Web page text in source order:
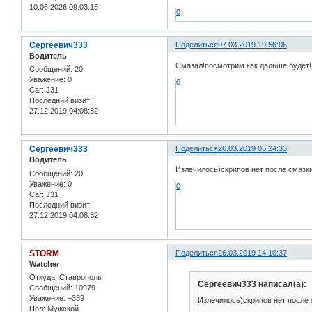
10.06.2026 09:03:15
0
Поделиться07.03.2019 19:56:06
Сергеевич333
Водитель
Сообщений: 20
Уважение: 0
Car: J31
Последний визит:
27.12.2019 04:08:32
Смазал!посмотрим как дальше будет!
0
Поделиться26.03.2019 05:24:33
Сергеевич333
Водитель
Сообщений: 20
Уважение: 0
Car: J31
Последний визит:
27.12.2019 04:08:32
Излечилось)скрипов нет после
0
Поделиться26.03.2019 14:10:37
STORM
Watcher
Откуда: Ставрополь
Сообщений: 10979
Уважение: +339
Пол: Мужской
Сергеевич333 написал(а):
Излечилось)скрипов нет после